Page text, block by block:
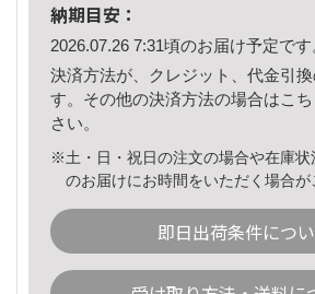
納期目安：
2026.07.26 7:31頃のお届け予定です
決済方法が、クレジット、代金引
す。その他の決済方法の場合はこ
さい。
※土・日・祝日の注文の場合や在庫状
のお届けにお時間をいただく場合が
即日出荷条件につ